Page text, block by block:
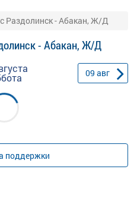
Раздолинск - Абакан, Ж/Д
- Абакан, Ж/Д
09 авг
поддержки